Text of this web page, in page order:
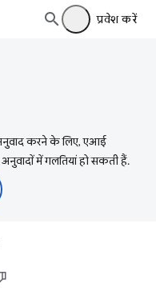
प्रवेश करें
करने के लिए, एआई
में गलतियां हो सकती हैं.